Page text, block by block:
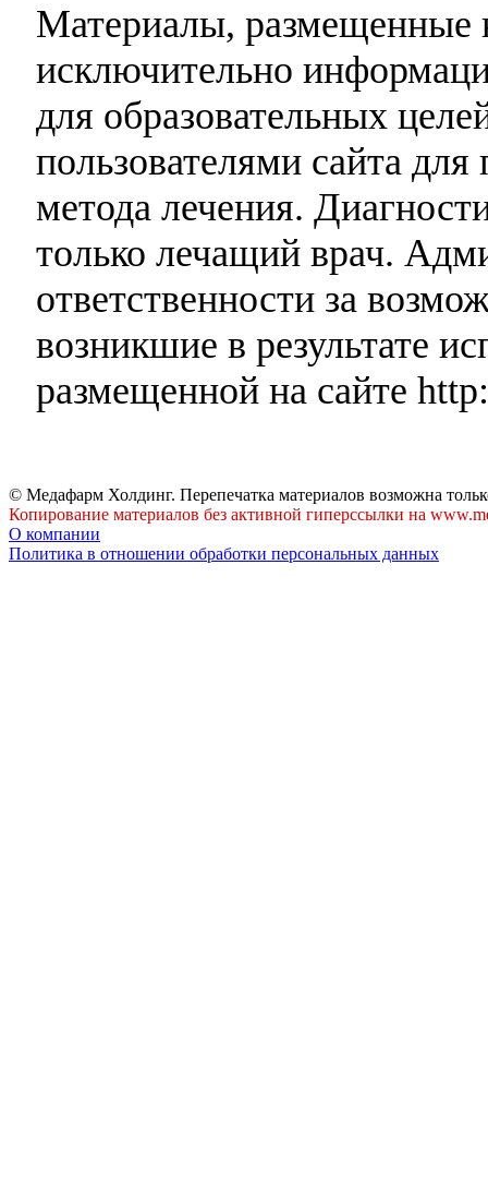
Материалы, размещенные
исключительно
для образовательных
пользователями сайта
метода лечения.
только лечащий врач.
ответственности за
возникшие в результате
размещенной на сайте
© Медафарм Холдинг. Перепечатка материалов возможна
Копирование материалов без активной гиперссылки на
О компании
Политика в отношении обработки персональных данных